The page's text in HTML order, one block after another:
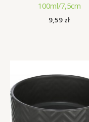
100ml/7,5cm
9,59 zł